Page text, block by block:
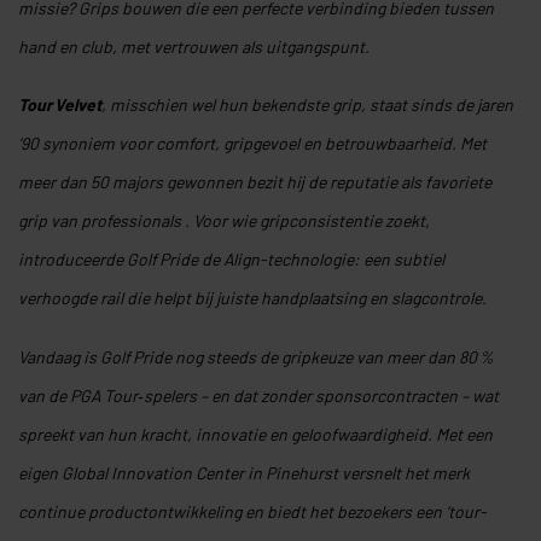
missie? Grips bouwen die een perfecte verbinding bieden tussen
hand en club, met vertrouwen als uitgangspunt.
Tour Velvet, misschien wel hun bekendste grip, staat sinds de jaren
’90 synoniem voor comfort, gripgevoel en betrouwbaarheid. Met
meer dan 50 majors gewonnen bezit hij de reputatie als favoriete
grip van professionals . Voor wie gripconsistentie zoekt,
introduceerde Golf Pride de Align-technologie: een subtiel
verhoogde rail die helpt bij juiste handplaatsing en slagcontrole.
Vandaag is Golf Pride nog steeds de gripkeuze van meer dan 80 %
van de PGA Tour‑spelers – en dat zonder sponsorcontracten – wat
spreekt van hun kracht, innovatie en geloofwaardigheid. Met een
eigen Global Innovation Center in Pinehurst versnelt het merk
continue productontwikkeling en biedt het bezoekers een ‘tour-